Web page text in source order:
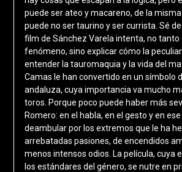
puede ser ateo y macareno, de la
puede no ser taurino y ser currista. Sé de
film de Sánchez Varela intenta, no
fenómeno, sino explicar cómo la
entender la tauromaquia y la vida del
Camas le han convertido en un símbolo
andaluza, cuya importancia va mucho
toros. Porque poco puede haber más
Romero: en el habla, en el gesto y en
deambular por los extremos que le ha
arrebatadas pasiones, de encendidos
menos intensos odios. La película, cuya
los estándares del género, se nutre en